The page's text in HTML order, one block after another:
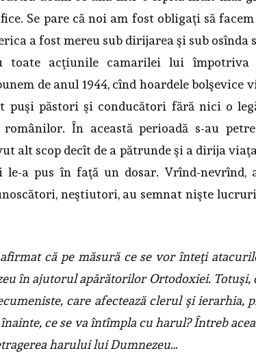
Se pare că noi am fost obligaţi să
a fost mereu sub dirijarea şi sub osînda
toate acţiunile camarilei lui împotriva
de anul 1944, cînd hoardele bolşevice
puşi păstori şi conducători fără nici o
În această perioadă s-au
alt scop decît de a pătrunde şi a dirija
a pus în faţă un dosar. Vrînd-nevrînd,
neştiutori, au semnat nişte
că pe măsură ce se vor înteţi
în ajutorul apărătorilor Ortodoxiei. Totuşi,
care afectează clerul şi ierarhia,
ce se va întîmpla cu harul? Întreb
harului lui Dumnezeu…